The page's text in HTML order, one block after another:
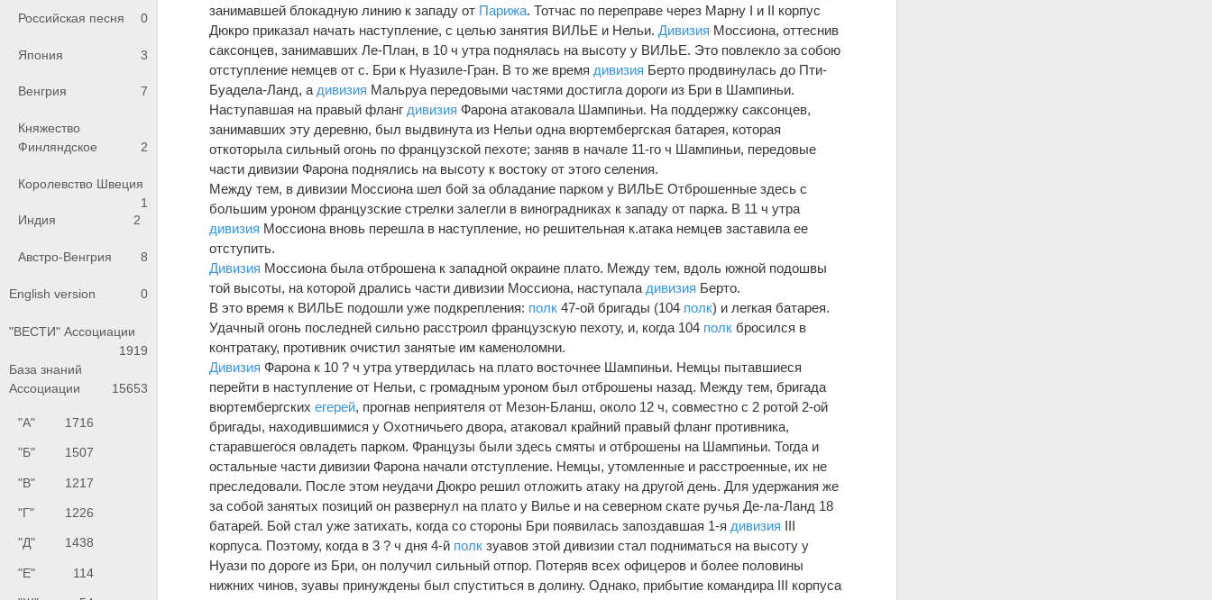
Российская песня 0
Япония 3
Венгрия 7
Княжество
Финляндское
2
Королевство Швеция
1
Индия
2
Австро-Венгрия 8
English version 0
"ВЕСТИ" Ассоциации
1919
База знаний
Ассоциации
15653
"А" 1716
"Б" 1507
"В" 1217
"Г" 1226
"Д" 1438
"Е" 114
занимавшей блокадную линию к западу от Парижа. Тотчас по переправе через Марну I и II корпус
Дюкро приказал начать наступление, с целью занятия ВИЛЬЕ и Нельи.Дивизия Моссиона, оттеснив
саксонцев, занимавших Ле-План, в 10 ч утра поднялась на высоту у ВИЛЬЕ. Это повлекло за собою
отступление немцев от с. Бри к Нуазиле-Гран. В то же время дивизия Берто продвинулась до Пти-
Буадела-Ланд, а дивизия Мальруа передовыми частями достигла дороги из Бри в Шампиньи.
Наступавшая на правый фланг дивизия Фарона атаковала Шампиньи. На поддержку саксонцев,
занимавших эту деревню, был выдвинута из Нельи одна вюртембергская батарея, которая
откоторыла сильный огонь по французской пехоте; заняв в начале 11-го ч Шампиньи, передовые
части дивизии Фарона поднялись на высоту к востоку от этого селения.
Между тем, в дивизии Моссиона шел бой за обладание парком у ВИЛЬЕ Отброшенные здесь с
большим уроном французские стрелки залегли в виноградниках к западу от парка. В 11 ч утра
дивизия Моссиона вновь перешла в наступление, но решительная к.атака немцев заставила ее
отступить.
Дивизия Моссиона была отброшена к западной окраине плато. Между тем, вдоль южной подошвы
той высоты, на которой дрались части дивизии Моссиона, наступала дивизия Берто.
В это время к ВИЛЬЕ подошли уже подкрепления: полк 47-ой бригады (104 полк) и легкая батарея.
Удачный огонь последней сильно расстроил французскую пехоту, и, когда 104 полк бросился в
контратаку, противник очистил занятые им каменоломни.
Дивизия Фарона к 10 ? ч утра утвердилась на плато восточнее Шампиньи. Немцы пытавшиеся
перейти в наступление от Нельи, с громадным уроном был отброшены назад. Между тем, бригада
вюртембергскихегерей, прогнав неприятеля от Мезон-Бланш, около 12 ч, совместно с 2 ротой 2-ой
бригады, находившимися у Охотничьего двора, атаковал крайний правый фланг противника,
старавшегося овладеть парком. Французы были здесь смяты и отброшены на Шампиньи. Тогда и
остальные части дивизии Фарона начали отступление. Немцы, утомленные и расстроенные, их не
преследовали. После этом неудачи Дюкро решил отложить атаку на другой день. Для удержания же
за собой занятых позиций он развернул на плато у Вилье и на северном скате ручья Де-ла-Ланд 18
батарей. Бой стал уже затихать, когда со стороны Бри появилась запоздавшая 1-я дивизия III
корпуса. Поэтому, когда в 3 ? ч дня 4-й полк зуавов этой дивизии стал подниматься на высоту у
Нуази по дороге из Бри, он получил сильный отпор. Потеряв всех офицеров и более половины
нижних чинов, зуавы принуждены был спуститься в долину. Однако, прибытие командира III корпуса